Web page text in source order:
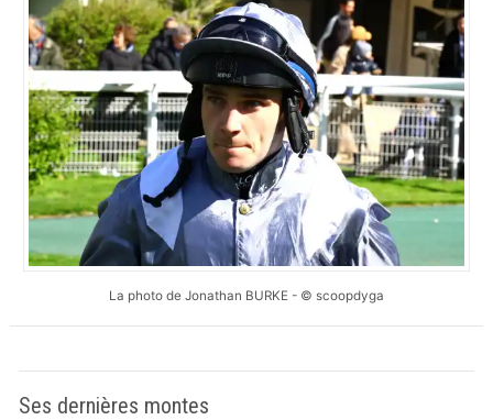
La photo de Jonathan BURKE - © scoopdyga
Ses dernières montes